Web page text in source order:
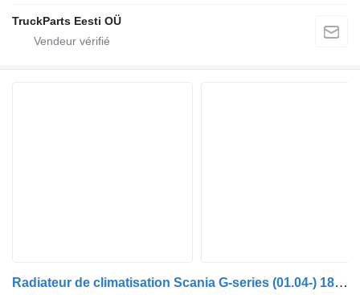
TruckParts Eesti OÜ
Radiateur de climatisation Scania G-series (01.04-) 1854561 pour tracteur routier Scania P,G,R,T-series (2004-2017)